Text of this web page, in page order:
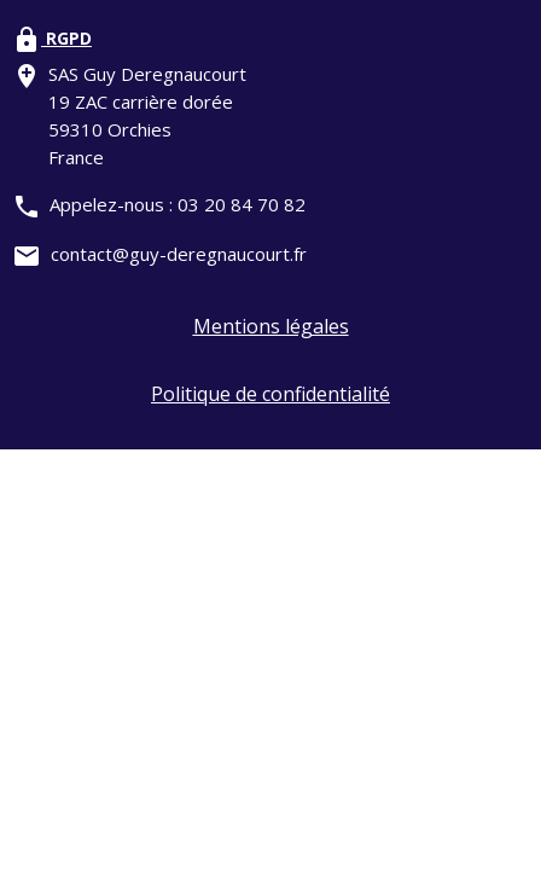
lock RGPD
add_location SAS Guy Deregnaucourt
19 ZAC carrière dorée
59310 Orchies
France
phone Appelez-nous : 03 20 84 70 82
mail contact@guy-deregnaucourt.fr
Mentions légales
Politique de confidentialité